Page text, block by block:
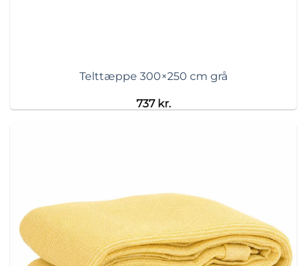
Telttæppe 300×250 cm grå
737 kr.